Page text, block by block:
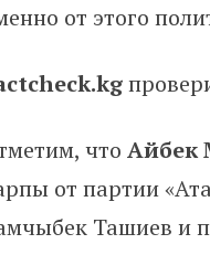
от этого
чтоАйбек
от партии
Ташиев и